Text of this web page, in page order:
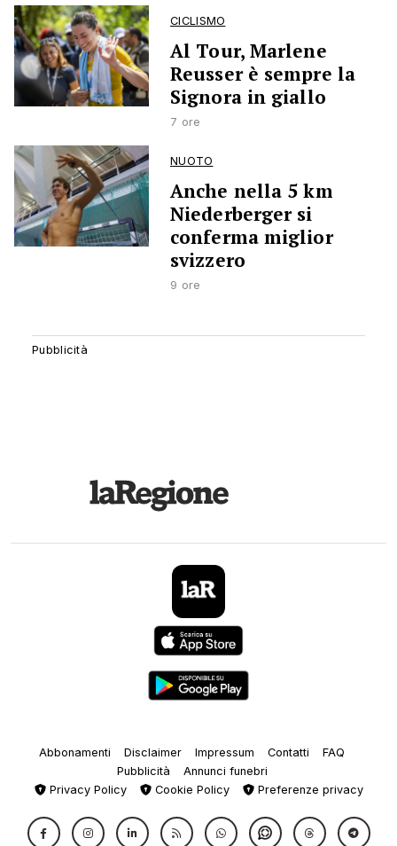
CICLISMO
Al Tour, Marlene
Reusser è sempre la
Signora in giallo
7 ore
NUOTO
Anche nella 5 km
Niederberger si
conferma miglior
svizzero
9 ore
Abbonamenti Disclaimer Impressum Contatti
FAQ
Pubblicità
Annunci funebri
Privacy Policy
Cookie Policy Preferenze privacy